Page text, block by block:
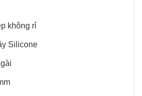
không rỉ
Silicone